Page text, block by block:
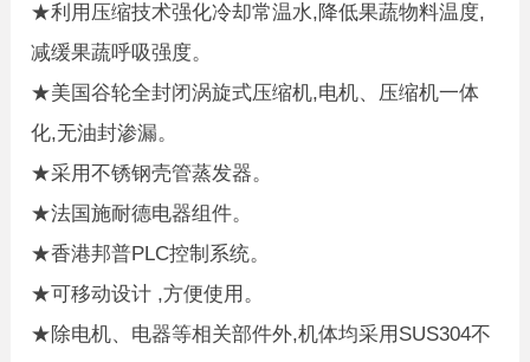
★利用压缩技术强化冷却常温水,降低果蔬物料温度,
减缓果蔬呼吸强度。
★美国谷轮全封闭涡旋式压缩机,电机、压缩机一体
化,无油封渗漏。
★采用不锈钢壳管蒸发器。
★法国施耐德电器组件。
★香港邦普PLC控制系统。
★可移动设计 ,方便使用。
★除电机、电器等相关部件外,机体均采用SUS304不